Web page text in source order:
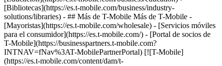
[Bibliotecas](https://es.t-mobile.com/business/industry-
solutions/libraries) - ## Más de T-Mobile Más de T-Mobile -
[Mayoristas](https://es.t-mobile.com/wholesale) - [Servicios móviles
para el consumidor](https://es.t-mobile.com/) - [Portal de socios de
T-Mobile](https://businesspartners.t-mobile.com?
INTNAV=fNav%3AT-MobilePartnerPortal) [![T-Mobile]
(https://es.t-mobile.com/content/dam/t-